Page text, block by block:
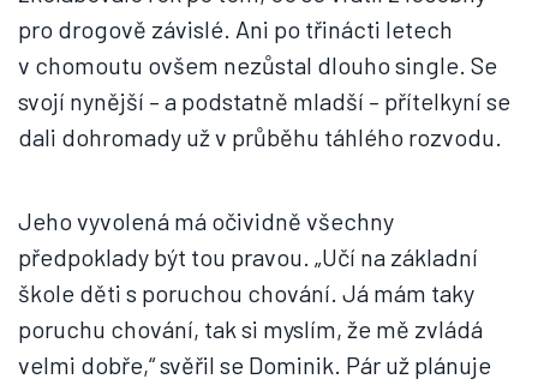
pro drogově závislé. Ani po třinácti letech
v chomoutu ovšem nezůstal dlouho single. Se
svojí nynější – a podstatně mladší – přítelkyní se
dali dohromady už v průběhu táhlého rozvodu.
Jeho vyvolená má očividně všechny
předpoklady být tou pravou. „Učí na základní
škole děti s poruchou chování. Já mám taky
poruchu chování, tak si myslím, že mě zvládá
velmi dobře,“ svěřil se Dominik. Pár už plánuje